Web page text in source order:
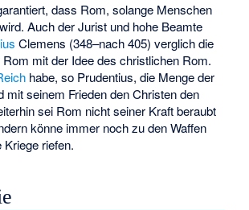
dass Rom, solange Menschen
Auch der Jurist und hohe Beamte
Clemens (348–nach 405) verglich die
mit der Idee des christlichen Rom.
habe, so Prudentius, die Menge der
mit seinem Frieden den Christen den
sei Rom nicht seiner Kraft beraubt
könne immer noch zu den Waffen
Kriege riefen.